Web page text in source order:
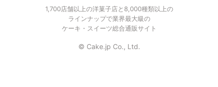
1,700店舗以上の洋菓子店と8,000種類以上の
ラインナップで業界最大級の
ケーキ・スイーツ総合通販サイト
© Cake.jp Co., Ltd.